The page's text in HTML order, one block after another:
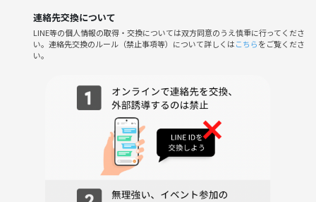
※営業、勧誘、迷惑行為がある場合はつなげーとに報告の上、今後のイ
ベント参加が不可となります。
連絡先交換について
LINE等の個人情報の取得・交換については双方同意のうえ慎重に行ってくださ
い。連絡先交換のルール（禁止事項等）について詳しくはこちらをご覧くださ
い。